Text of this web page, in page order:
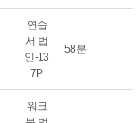
연습
서 법
인-13
7P
58분
워크